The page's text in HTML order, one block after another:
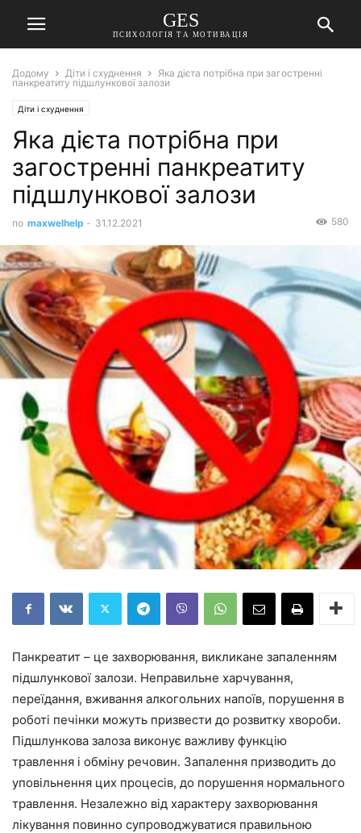
GES
ПСИХОЛОГІЯ ТА МОТИВАЦІЯ
Додому Діти і схуднення
Яка дієта потрібна при загостренні
панкреатиту підшлункової залози
Діти і схуднення
Яка дієта потрібна при
загостренні панкреатиту
підшлункової залози
по maxwelhelp - 31.12.2021 580
Панкреатит – це захворювання, викликане запаленням
підшлункової залози. Неправильне харчування,
переїдання, вживання алкогольних напоїв, порушення в
роботі печінки можуть призвести до розвитку хвороби.
Підшлункова залоза виконує важливу функцію
травлення і обміну речовин. Запалення призводить до
уповільнення цих процесів, до порушення нормального
травлення. Незалежно від характеру захворювання
лікування повинно супроводжуватися правильною